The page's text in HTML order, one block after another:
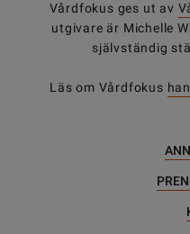
Vårdfokus ges ut av
utgivare är Michelle
självständig
Läs om Vårdfokus